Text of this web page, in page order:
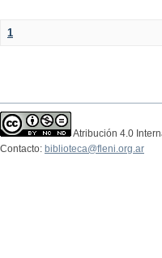
1
Atribución 4.0
Contacto: biblioteca@fleni.org.ar